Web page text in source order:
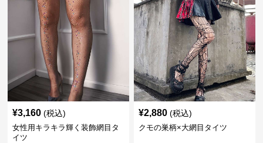
¥3,160 (税込)
女性用キラキラ輝く装飾網目タ
イツ
¥2,880 (税込)
クモの巣柄×大網目タイツ